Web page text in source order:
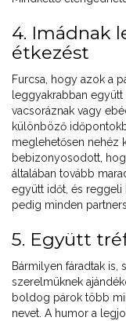
4. Imádnak
étkezést
Furcsa, hogy azok a
leggyakrabban
vacsoráznak vagy
különböző
meglehetősen nehéz
bebizonyosodott,
általában tovább
együtt időt, és reggeli
pedig minden
5. Együtt
Bármilyen fáradtak is,
szerelmüknek
boldog párok több
nevet. A humor a